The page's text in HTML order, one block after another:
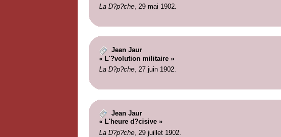
La D?p?che, 29 mai 1902.
Jean Jaur
« L'?volution militaire »
La D?p?che, 27 juin 1902.
Jean Jaur
« L'heure d?cisive »
La D?p?che, 29 juillet 1902.